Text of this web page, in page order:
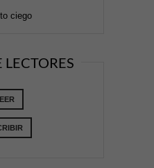
ciego
LECTORES